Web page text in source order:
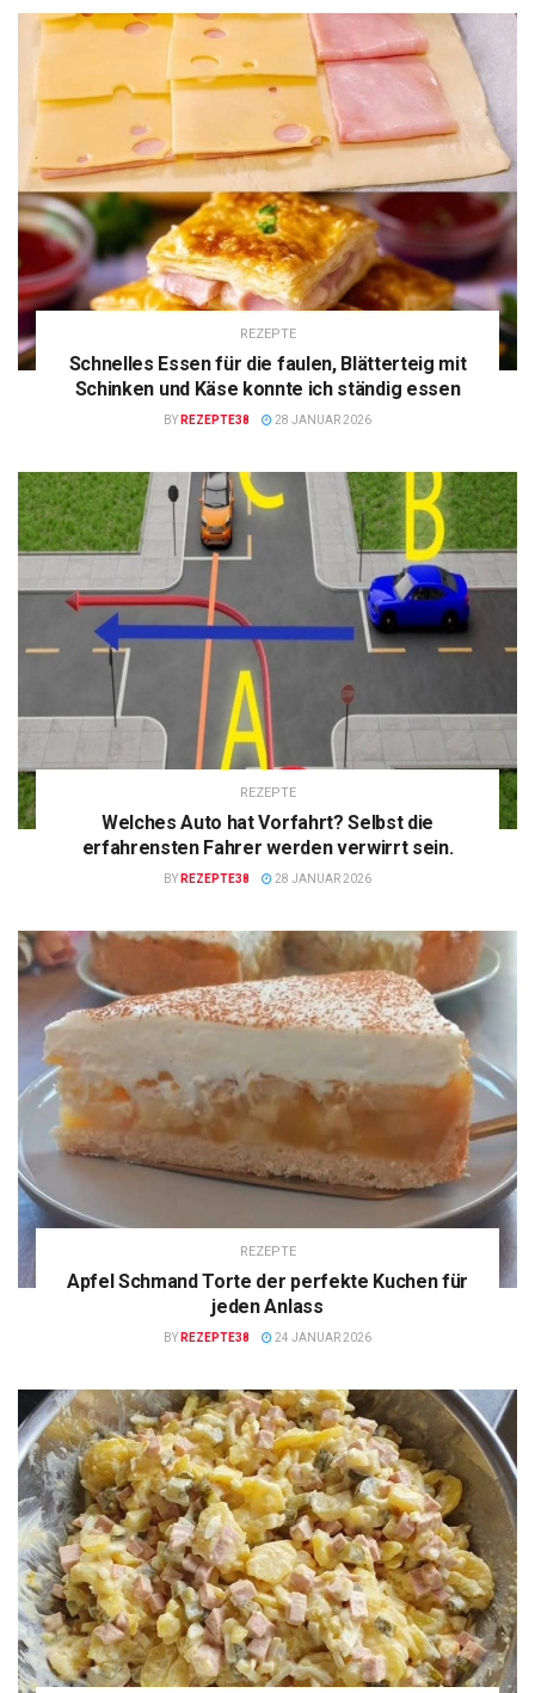
REZEPTE
Schnelles Essen für die faulen, Blätterteig mit
Schinken und Käse konnte ich ständig essen
BY REZEPTE38 28 JANUAR 2026
REZEPTE
Welches Auto hat Vorfahrt? Selbst die
erfahrensten Fahrer werden verwirrt sein.
BY REZEPTE38 28 JANUAR 2026
REZEPTE
Apfel Schmand Torte der perfekte Kuchen für
jeden Anlass
BY REZEPTE38 24 JANUAR 2026